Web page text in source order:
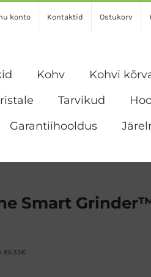
konto Kontaktid Ostukorv
Kohv Kohvi
Tarvikud
Garantiihooldus
Smart
86.33€